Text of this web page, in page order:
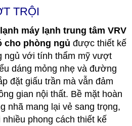
TRỘI
máy lạnh trung tâm VRV
cho phòng ngủ được thiết kế
ngủ với tính thẩm mỹ vượt
dáng mỏng nhẹ và đường
đặt giấu trần mà vẫn đảm
gian nội thất. Bề mặt hoàn
nhã mang lại vẻ sang trọng,
phong cách thiết kế